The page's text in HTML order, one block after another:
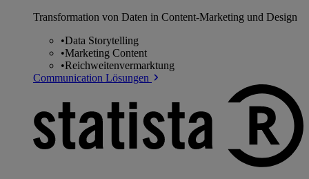
Transformation von Daten in Content-Marketing und Design
•Data Storytelling
•Marketing Content
•Reichweitenvermarktung
Communication Lösungen